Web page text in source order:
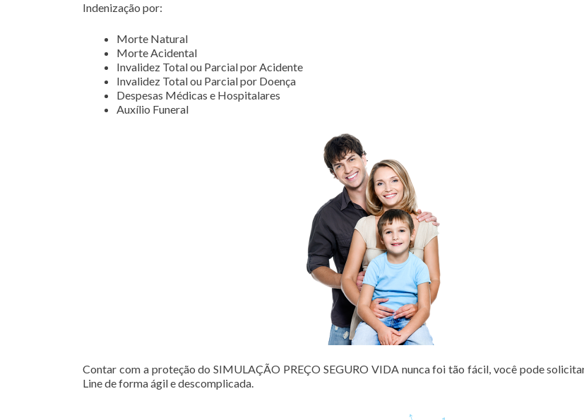
Indenização por:
Morte Natural
Morte Acidental
Invalidez Total ou Parcial por Acidente
Invalidez Total ou Parcial por Doença
Despesas Médicas e Hospitalares
Auxílio Funeral
Contar com a proteção do SIMULAÇÃO PREÇO SEGURO VIDA nunca foi tão fácil, você pode
Line de forma ágil e descomplicada.